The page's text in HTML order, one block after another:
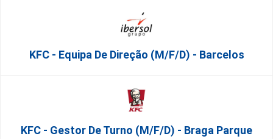
KFC - Equipa De Direção (m/f/d) - Barcelos
KFC - Gestor De Turno (m/f/d) - Braga Parque